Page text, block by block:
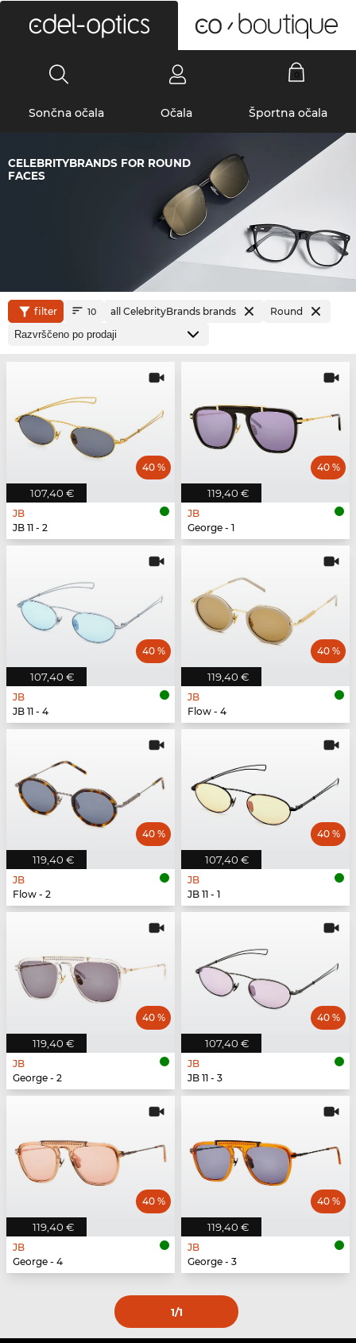
Sončna očala Očala Športna očala
CELEBRITYBRANDS FOR ROUND
FACES
filter 10 all CelebrityBrands brands Round
107,40 €
40 %
JB
JB 11 - 2
119,40 €
40 %
JB
George - 1
107,40 €
40 %
JB
JB 11 - 4
119,40 €
40 %
JB
Flow - 4
119,40 €
40 %
JB
Flow - 2
107,40 €
40 %
JB
JB 11 - 1
119,40 €
40 %
JB
George - 2
107,40 €
40 %
JB
JB 11 - 3
119,40 €
40 %
JB
George - 4
119,40 €
40 %
JB
George - 3
1/1